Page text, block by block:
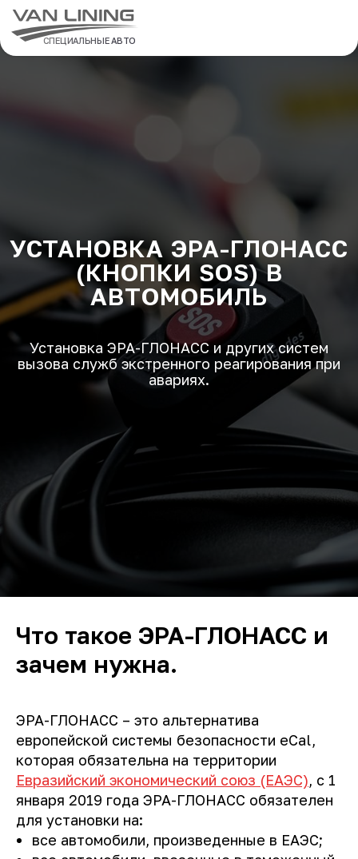
СПЕЦИАЛЬНЫЕ АВТО
УСТАНОВКА ЭРА-ГЛОНАСС
(КНОПКИ SOS) В
АВТОМОБИЛЬ
Установка ЭРА-ГЛОНАСС и других систем
вызова служб экстренного реагирования при
авариях.
Что такое ЭРА-ГЛОНАСС и
зачем нужна.
ЭРА-ГЛОНАСС – это альтернатива
европейской системы безопасности eCal,
которая обязательна на территории
Евразийский экономический союз (ЕАЭС), с 1
января 2019 года ЭРА-ГЛОНАСС обязателен
для установки на:
все автомобили, произведенные в ЕАЭС;